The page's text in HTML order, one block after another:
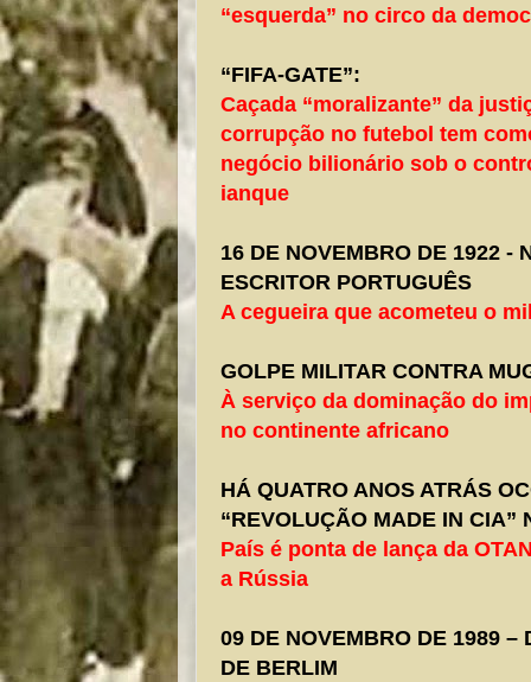
“esquerda” no circo da
“FIFA-GATE”:
Caçada “moralizante” da
corrupção no futebol tem
negócio bilionário sob o
ianque
16 DE NOVEMBRO DE 1922 -
ESCRITOR PORTUGUÊS
A cegueira que acometeu o
GOLPE MILITAR CONTRA
À serviço da dominação do
no continente africano
HÁ QUATRO ANOS ATRÁS
“REVOLUÇÃO MADE IN CIA”
País é ponta de lança da
a Rússia
09 DE NOVEMBRO DE 1989 –
DE BERLIM